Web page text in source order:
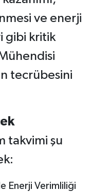
ve enerji
gibi kritik
tecrübesini
takvimi şu
Enerji Verimliliği